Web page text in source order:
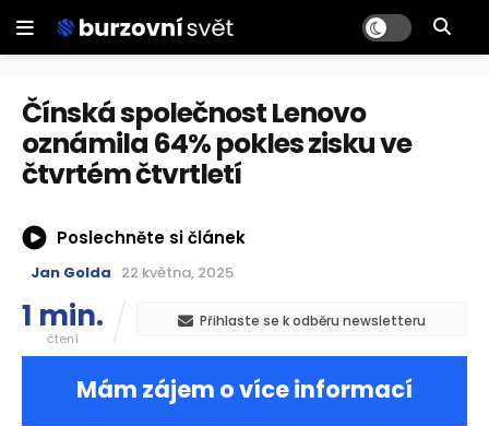
Čínská společnost Lenovo
oznámila 64% pokles zisku ve
čtvrtém čtvrtletí
Poslechněte si článek
Jan Golda 22 května, 2025
1 min.
čtení
Přihlaste se k odběru newsletteru
Mám zájem o více informací